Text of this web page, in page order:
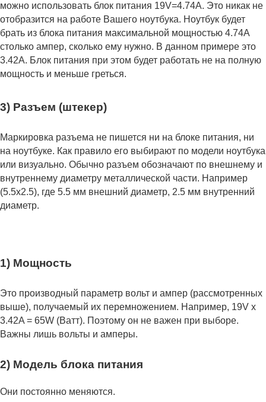
можно использовать блок питания 19V=4.74A. Это никак не
отобразится на работе Вашего ноутбука. Ноутбук будет
брать из блока питания максимальной мощностью 4.74А
столько ампер, сколько ему нужно. В данном примере это
3.42А. Блок питания при этом будет работать не на полную
мощность и меньше греться.
3) Разъем (штекер)
Маркировка разъема не пишется ни на блоке питания, ни
на ноутбуке. Как правило его выбирают по модели ноутбука
или визуально. Обычно разъем обозначают по внешнему и
внутреннему диаметру металлической части. Например
(5.5x2.5), где 5.5 мм внешний диаметр, 2.5 мм внутренний
диаметр.
1) Мощность
Это производный параметр вольт и ампер (рассмотренных
выше), получаемый их перемножением. Например, 19V x
3.42A = 65W (Ватт). Поэтому он не важен при выборе.
Важны лишь вольты и амперы.
2) Модель блока питания
Они постоянно меняются.